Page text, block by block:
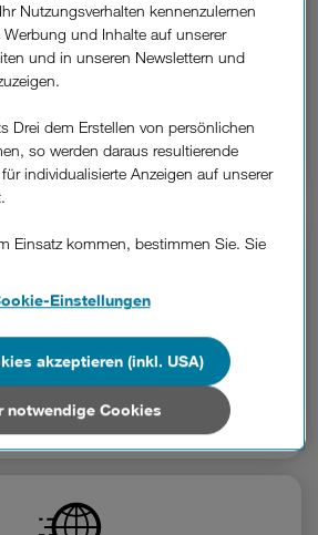
MMS-Einstellungen
vornehmen.
Mail-Einstellungen.
Drei E-Mail-Adresse in ein
Mailprogramm.
Nutzungsverhalten kennenzulernen
und Inhalte auf unserer
und in unseren Newslettern und
Drei dem Erstellen von persönlichen
so werden daraus resultierende
individualisierte Anzeigen auf unserer
Einsatz kommen, bestimmen Sie. Sie
zustimmen, werden auch Cookies
die Ihre Daten in Ländern
Union (z.B. in den USA)
keinem EU-konformen
es stehen keine wirksamen
in Drittstaaten, die ein ähnliches
Einstellungen
notwendige Cookies
akzeptieren (inkl. USA)